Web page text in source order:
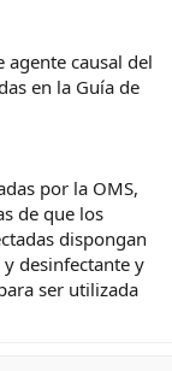
agente causal del
en la Guía de
por la OMS,
de que los
dispongan
desinfectante y
ser utilizada